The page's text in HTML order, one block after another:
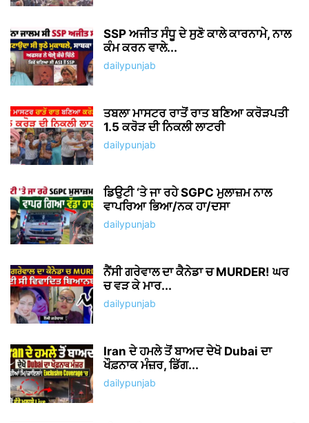
SSP ਅਜੀਤ ਸੰਧੂ ਦੇ ਸੁਣੋ ਕਾਲੇ ਕਾਰਨਾਮੇ, ਨਾਲ
ਕੰਮ ਕਰਨ ਵਾਲੇ...
dailypunjab
ਤਬਲਾ ਮਾਸਟਰ ਰਾਤੋਂ ਰਾਤ ਬਣਿਆ ਕਰੋੜਪਤੀ
1.5 ਕਰੋੜ ਦੀ ਨਿਕਲੀ ਲਾਟਰੀ
dailypunjab
ਡਿਉਟੀ ‘ਤੇ ਜਾ ਰਹੇ SGPC ਮੁਲਾਜ਼ਮ ਨਾਲ
ਵਾਪਰਿਆ ਭਿਆ/ਨਕ ਹਾ/ਦਸਾ
dailypunjab
ਨੈਂਸੀ ਗਰੇਵਾਲ ਦਾ ਕੈਨੇਡਾ ਚ MURDER! ਘਰ
ਚ ਵੜ ਕੇ ਮਾਰ...
dailypunjab
Iran ਦੇ ਹਮਲੇ ਤੋਂ ਬਾਅਦ ਦੇਖੋ Dubai ਦਾ
ਖੌਫ਼ਨਾਕ ਮੰਜ਼ਰ, ਡਿੱਗ...
dailypunjab